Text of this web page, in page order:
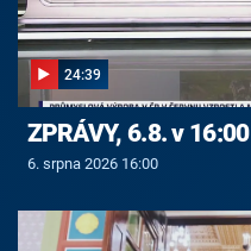
24:39
ZPRÁVY, 6.8. v 16:00
6. srpna 2026 16:00